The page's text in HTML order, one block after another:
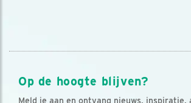
Op de hoogte blijven?
Meld je aan en ontvang nieuws, inspiratie,